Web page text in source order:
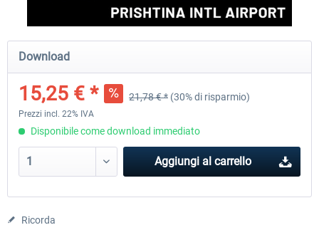
Aerosoft Airport Cologne/Bonn sim-wings Hamburg
Download
15,25 € * 21,78 € * (30% di risparmio)
Prezzi incl. 22% IVA
Disponibile come download immediato
Aggiungi al carrello
Ricorda